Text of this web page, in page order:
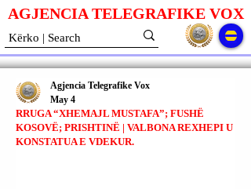
AGJENCIA TELEGRAFIKE VOX
RRUGA “XHEMAJL MUSTAFA”; FUSHË
KOSOVË; PRISHTINË | VALBONA REXHEPI U
KONSTATUA E VDEKUR.
Agjencia Telegrafike Vox
May 4